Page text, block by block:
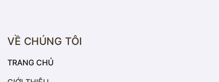
VỀ CHÚNG TÔI
TRANG CHỦ